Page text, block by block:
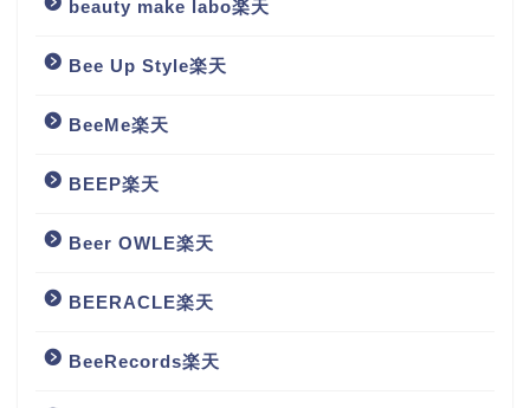
beauty make labo楽天
Bee Up Style楽天
BeeMe楽天
BEEP楽天
Beer OWLE楽天
BEERACLE楽天
BeeRecords楽天